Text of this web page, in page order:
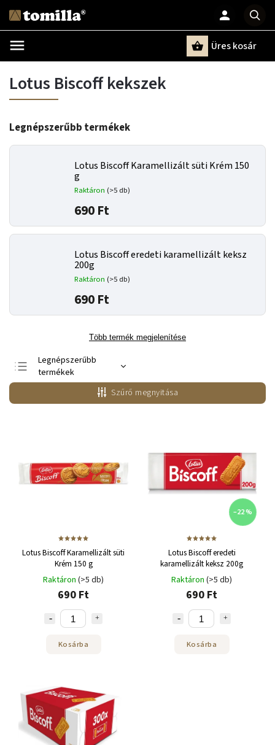
Üres kosár
Lotus Biscoff kekszek
Legnépszerűbb termékek
Lotus Biscoff Karamellizált süti Krém 150
g
Raktáron (>5 db)
690 Ft
Lotus Biscoff eredeti karamellizált keksz
200g
Raktáron (>5 db)
690 Ft
Több termék megjelenítése
Legnépszerűbb
termékek
Legolcsóbb elöl
Legdrágább
Szűrő megnyitása
Lotus Biscoff Karamellizált süti
Krém 150 g
Raktáron (>5 db)
690 Ft
Kosárba
–22 %
Lotus Biscoff eredeti
karamellizált keksz 200g
Raktáron (>5 db)
690 Ft
Kosárba